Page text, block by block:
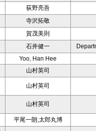
荻野亮吾
寺沢拓敬
賀茂美則
石井健一
Yoo, Han Hee
山村英司
山村英司
山村英司
平尾一朗,太郎丸博